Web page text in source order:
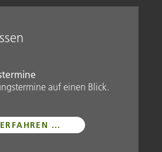
auf einen Blick.
...